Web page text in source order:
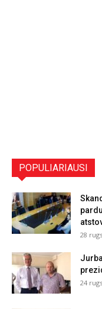
POPULIARIAUSI
28
24